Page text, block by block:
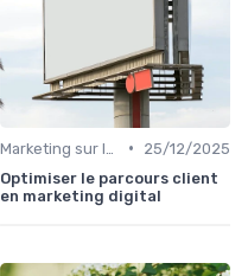
•
25/12/2025
Optimiser le parcours client
en marketing digital